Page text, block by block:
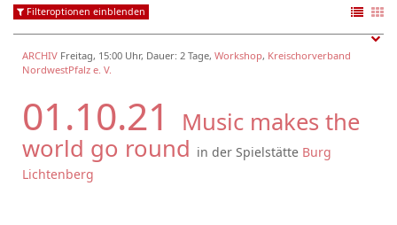
Filteroptionen einblenden
ARCHIV Freitag, 15:00 Uhr, Dauer: 2 Tage, Workshop, Kreischorverband
NordwestPfalz e. V.
01.10.21
Music makes the
world go round in der Spielstätte Burg
Lichtenberg